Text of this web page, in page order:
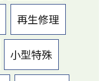
再生修理
小型特殊